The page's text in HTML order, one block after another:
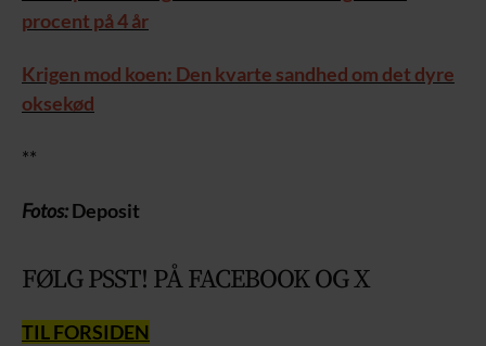
procent på 4 år
Krigen mod koen: Den kvarte sandhed om det dyre
oksekød
**
Fotos:Deposit
FØLG PSST! PÅ FACEBOOK OG X
TIL FORSIDEN